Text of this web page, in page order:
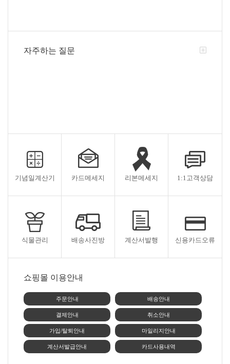
자주하는 질문
기념일계산기 카드메세지 리본메세지 1:1고객상담
식물관리 배송사진방 계산서발행 신용카드오류
쇼핑몰 이용안내
주문안내 배송안내
결제안내 취소안내
가입/탈퇴안내 마일리지안내
계산서발급안내 카드사용내역